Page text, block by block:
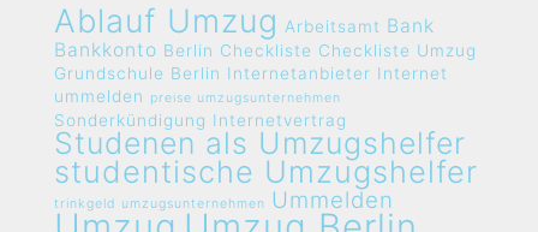
Ablauf Umzug Arbeitsamt Bank
Bankkonto Berlin Checkliste Checkliste Umzug
Grundschule Berlin Internetanbieter Internet
ummelden
preise umzugsunternehmen
Sonderkündigung Internetvertrag
Studenen als Umzugshelfer
studentische Umzugshelfer
trinkgeld umzugsunternehmen Ummelden